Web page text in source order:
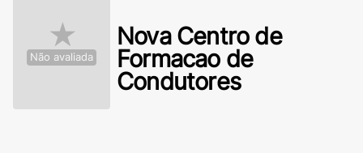
★
Não avaliada
Nova Centro de
Formacao de
Condutores